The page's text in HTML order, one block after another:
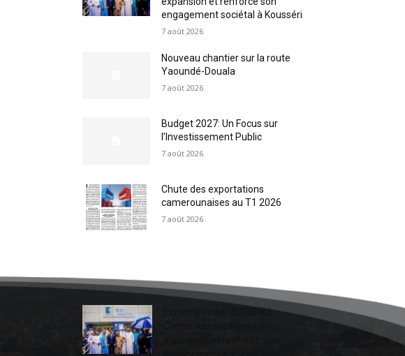
engagement sociétal à Kousséri
7 août 2026
Nouveau chantier sur la route
Yaoundé-Douala
7 août 2026
Budget 2027: Un Focus sur
l’Investissement Public
7 août 2026
Chute des exportations
camerounaises au T1 2026
7 août 2026
Extrême-nord : BGFIBank